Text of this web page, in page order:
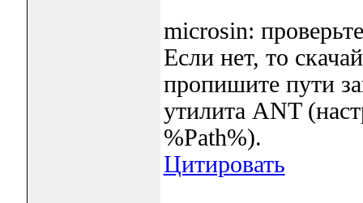
microsin:
Если нет, то
пропишите пути
утилита ANT
%Path%).
Цитировать